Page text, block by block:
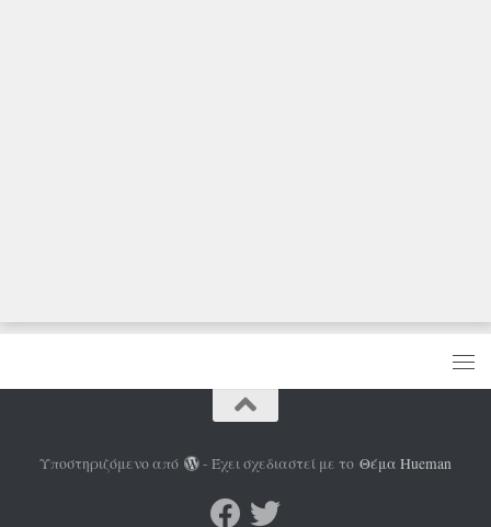
Υποστηριζόμενο από - Έχει σχεδιαστεί με το Θέμα Ηueman